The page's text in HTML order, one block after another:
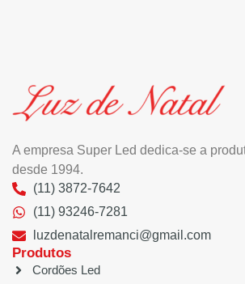
A empresa Super Led dedica-se a
desde 1994.
(11) 3872-7642
(11) 93246-7281
luzdenatalremanci@gmail.com
Produtos
Cordões Led